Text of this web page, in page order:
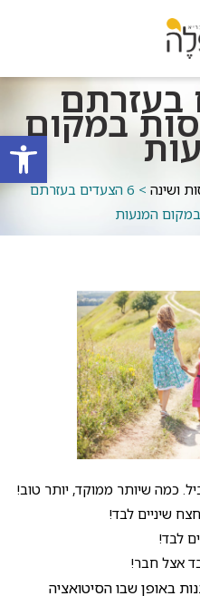
פתח
בעזרתם
במקום
ושינה >
6 הצעדים בעזרתם
המנעות
שיניים לבד!
לבד!
אצל חבר!
באופן שבו הסיטואציה